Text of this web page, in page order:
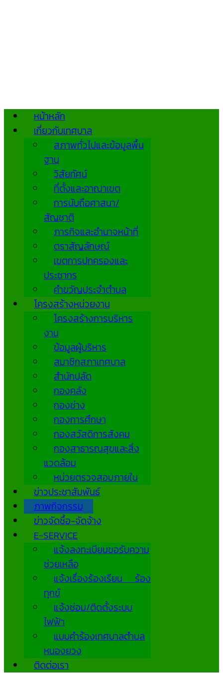
หน้าหลัก
เกี่ยวกับเทศบาล
สภาพทั่วไปและข้อมูลพื้น
ฐาน
วิสัยทัศน์
ที่ตั้งและอาณาเขต
การนับถือศาสนา/
สัญชาติ
ภารกิจและอำนาจหน้าที่
ตราสัญลักษณ์
เขตการปกครองและ
ประชากร
คำขวัญประจำตำบล
โครงสร้างหน่วยงาน
โครงสร้างการบริหาร
งาน
ข้อมูลผู้บริหาร
สมาชิกสภาเทศบาล
สำนักปลัด
กองคลัง
กองช่าง
กองการศึกษา
กองสวัสดิการสังคม
กองสาธารณสุขและสิ่ง
แวดล้อม
หน่วยตรวจสอบภายใน
ข่าวประชาสัมพันธ์
ภาพกิจกรรม
ข่าวจัดซื้อ-จัดจ้าง
E-SERVICE
แจ้งลงทะเบียนขอรับความ
ช่วยเหลือ
แจ้งเรื่องร้องเรียน ร้อง
ทุกข์
แจ้งซ่อม/ติดตั้งระบบ
ไฟฟ้า
แบบคำร้องเทศบาลตำบล
หนองยวง
ติดต่อเรา